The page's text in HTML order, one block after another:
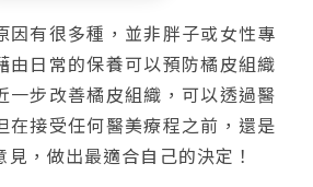
因有很多種，並非胖子或女性專
由日常的保養可以預防橘皮組織
一步改善橘皮組織，可以透過醫
在接受任何醫美療程之前，還是
，做出最適合自己的決定！